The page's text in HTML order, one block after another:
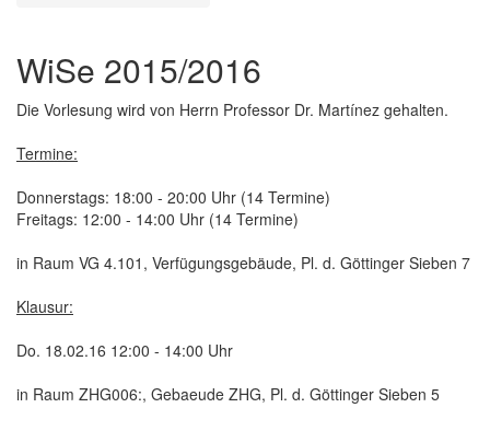
WiSe 2015/2016
Die Vorlesung wird von Herrn Professor Dr. Martínez gehalten.
Termine:
Donnerstags: 18:00 - 20:00 Uhr (14 Termine)
Freitags: 12:00 - 14:00 Uhr (14 Termine)
in Raum VG 4.101, Verfügungsgebäude, Pl. d. Göttinger Sieben 7
Klausur:
Do. 18.02.16 12:00 - 14:00 Uhr
in Raum ZHG006:, Gebaeude ZHG, Pl. d. Göttinger Sieben 5